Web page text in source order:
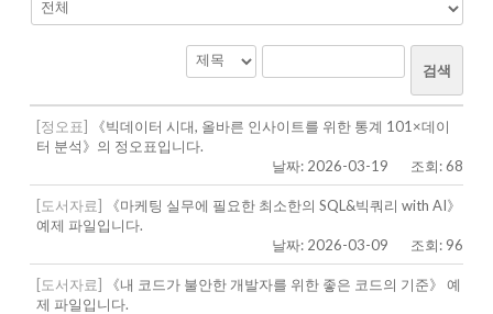
검색
[정오표]
《빅데이터 시대, 올바른 인사이트를 위한 통계 101×데이
터 분석》의 정오표입니다.
날짜: 2026-03-19
조회: 68
[도서자료]
《마케팅 실무에 필요한 최소한의 SQL&빅쿼리 with AI》
예제 파일입니다.
날짜: 2026-03-09
조회: 96
[도서자료]
《내 코드가 불안한 개발자를 위한 좋은 코드의 기준》 예
제 파일입니다.